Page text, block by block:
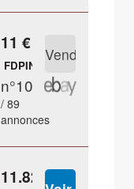
11 €
FDPIN
n°10
/ 89
annonces
11.82 €